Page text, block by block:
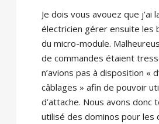
Je dois vous avouez que j’ai
électricien gérer ensuite les
du micro-module.
de commandes étaient
n’avions pas à disposition «
câblages » afin de pouvoir
d’attache. Nous avons donc
utilisé des dominos pour les